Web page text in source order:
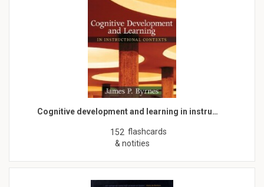
Cognitive development and learning in instru…
152 flashcards
& notities